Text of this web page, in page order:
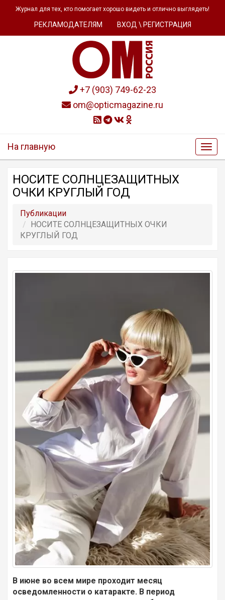
Журнал для тех, кто помогает хорошо видеть и отлично выглядеть!
РЕКЛАМОДАТЕЛЯМ ВХОД \ РЕГИСТРАЦИЯ
+7 (903) 749-62-23
om@opticmagazine.ru
На главную
НОСИТЕ СОЛНЦЕЗАЩИТНЫХ
ОЧКИ КРУГЛЫЙ ГОД
Публикации
НОСИТЕ СОЛНЦЕЗАЩИТНЫХ ОЧКИ
КРУГЛЫЙ ГОД
В июне во всем мире проходит месяц
осведомленности о катаракте. В период